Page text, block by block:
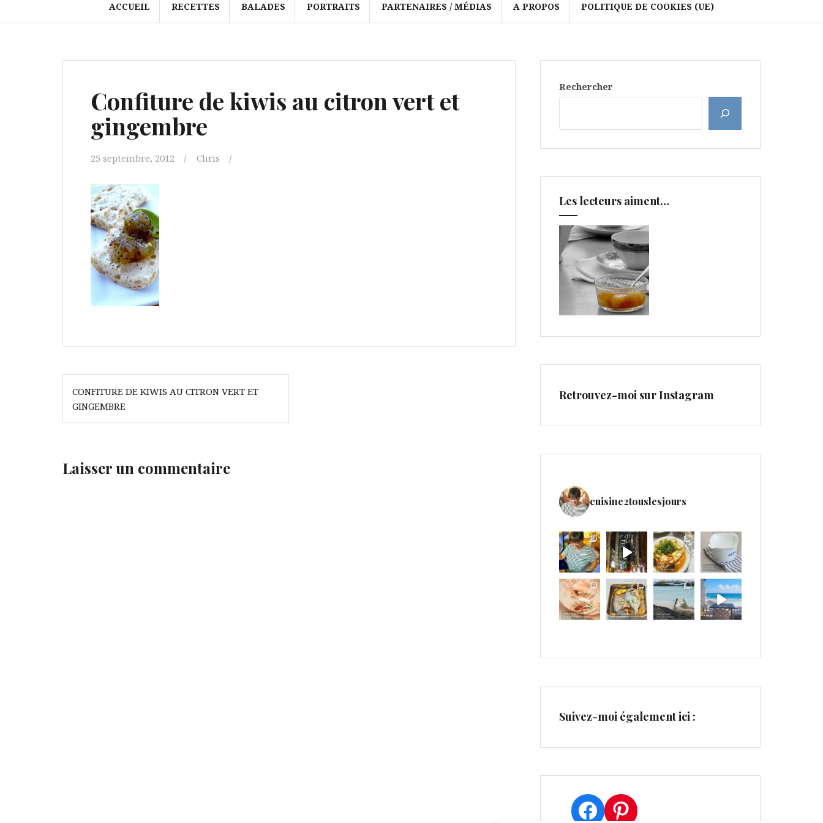
ACCUEIL RECETTES BALADES PORTRAITS PARTENAIRES / MÉDIAS A PROPOS POLITIQUE DE COOKIES (UE)
Confiture de kiwis au citron vert et
gingembre
25 septembre, 2012 Chris
Navigation
de
l’article
CONFITURE DE KIWIS AU CITRON VERT ET
GINGEMBRE
Laisser un commentaire
Rechercher
Les lecteurs aiment…
Retrouvez-moi sur Instagram
cuisine2touslesjours
Suivez-moi également ici :
Facebook
Pinterest